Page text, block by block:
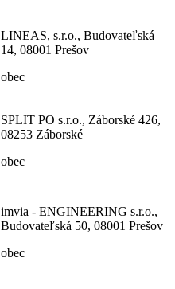
LINEAS, s.r.o., Budovateľská
14, 08001 Prešov
obec
SPLIT PO s.r.o., Záborské 426,
08253 Záborské
obec
imvia - ENGINEERING s.r.o.,
Budovateľská 50, 08001 Prešov
obec